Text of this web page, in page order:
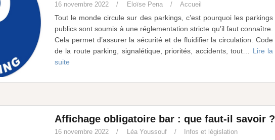
16 novembre 2022 Eloïse Pena Accueil
Tout le monde circule sur des parkings, c’est pourquoi les parkings
publics sont soumis à une réglementation stricte qu’il faut connaître.
Cela permet d’assurer la sécurité et de fluidifier la circulation. Code
de la route parking, signalétique, priorités, accidents, tout… Lire la
suite
Affichage obligatoire bar : que faut-il savoir ?
16 novembre 2022 Léa Youssouf Infos et législation